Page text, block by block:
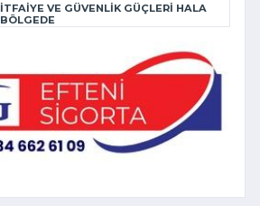
İTFAİYE VE GÜVENLİK GÜÇLERİ HALA
BÖLGEDE